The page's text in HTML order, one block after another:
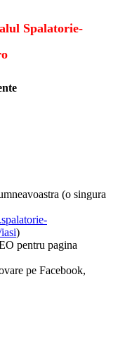
Spalatorie-
(o singura
)
pentru pagina
pe Facebook,